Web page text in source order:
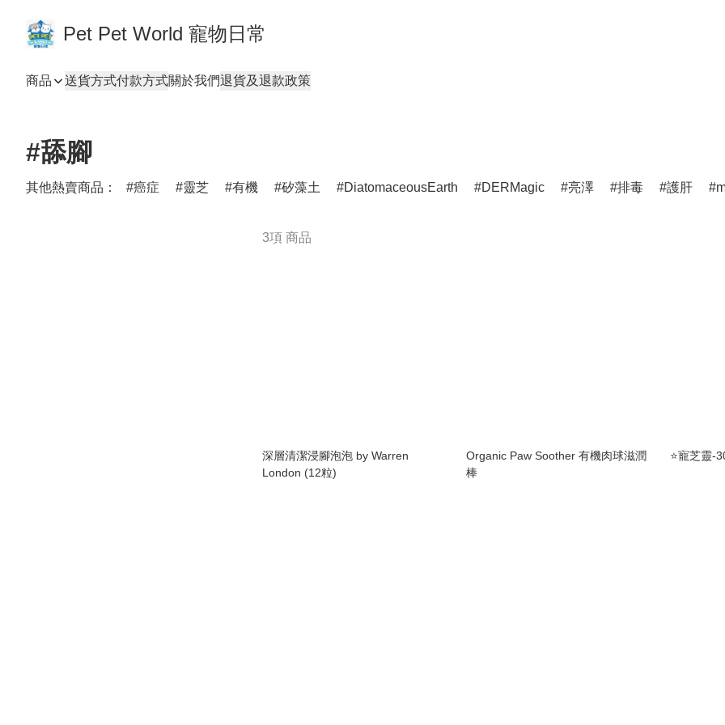
Pet Pet World 寵物日常
商品 送貨方式付款方式關於我們退貨及退款政策
#舔腳
其他熱賣商品： 癌症 靈芝 有機 矽藻土 DiatomaceousEarth DERMagic 亮澤 排毒 護肝
3項 商品
深層清潔浸腳泡泡 by Warren
London (12粒)
Organic Paw Soother 有機肉球滋潤
棒
⭐️寵芝靈-